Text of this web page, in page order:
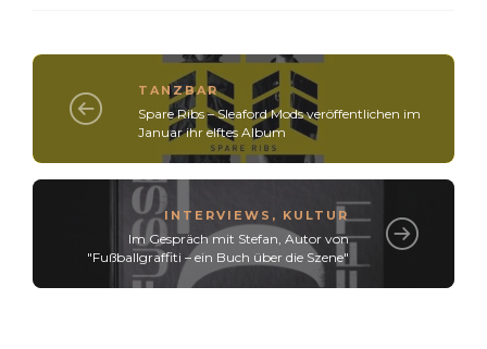
TANZBAR
Spare Ribs – Sleaford Mods veröffentlichen im
Januar ihr elftes Album
INTERVIEWS , KULTUR
Im Gespräch mit Stefan, Autor von
"Fußballgraffiti – ein Buch über die Szene"